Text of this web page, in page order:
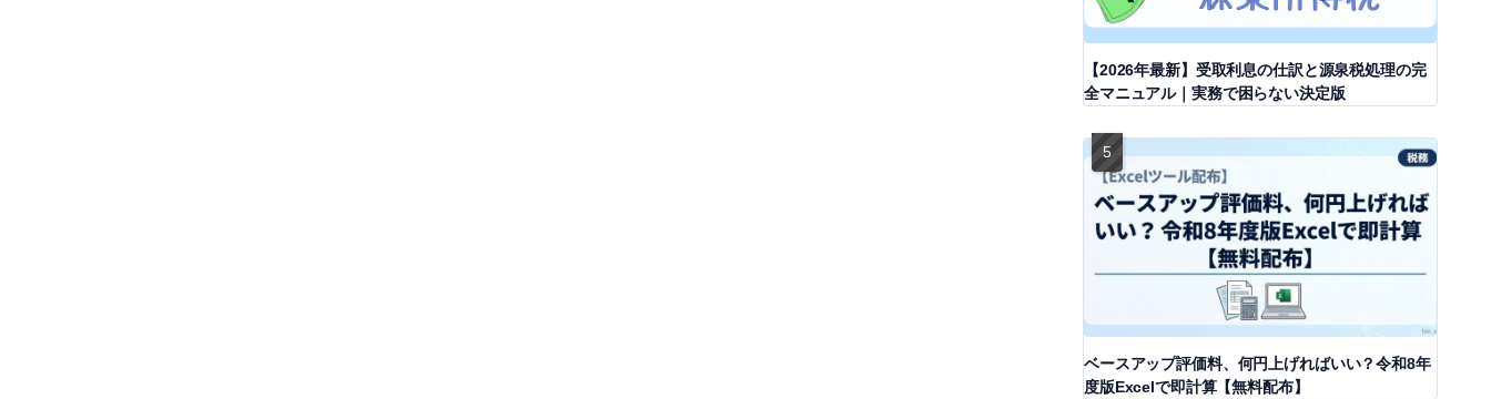
【2026年最新】受取利息の仕訳と源泉税処理の完
全マニュアル｜実務で困らない決定版
ベースアップ評価料、何円上げればいい？令和8年
度版Excelで即計算【無料配布】